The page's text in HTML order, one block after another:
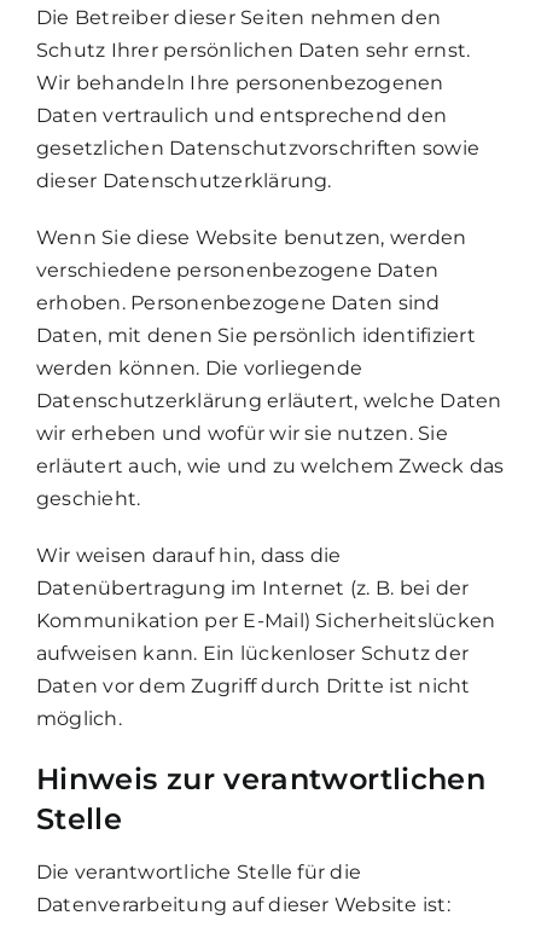
Die Betreiber dieser Seiten nehmen den
Schutz Ihrer persönlichen Daten sehr ernst.
Wir behandeln Ihre personenbezogenen
Daten vertraulich und entsprechend den
gesetzlichen Datenschutzvorschriften sowie
dieser Datenschutzerklärung.
Wenn Sie diese Website benutzen, werden
verschiedene personenbezogene Daten
erhoben. Personenbezogene Daten sind
Daten, mit denen Sie persönlich identifiziert
werden können. Die vorliegende
Datenschutzerklärung erläutert, welche Daten
wir erheben und wofür wir sie nutzen. Sie
erläutert auch, wie und zu welchem Zweck das
geschieht.
Wir weisen darauf hin, dass die
Datenübertragung im Internet (z. B. bei der
Kommunikation per E-Mail) Sicherheitslücken
aufweisen kann. Ein lückenloser Schutz der
Daten vor dem Zugriff durch Dritte ist nicht
möglich.
Hinweis zur verantwortlichen
Stelle
Die verantwortliche Stelle für die
Datenverarbeitung auf dieser Website ist: